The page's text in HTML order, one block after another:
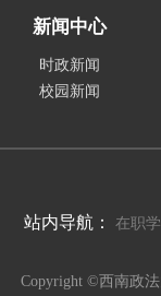
新闻中心
时政新闻
校园新闻
站内导航： 在职
Copyright ©西南政